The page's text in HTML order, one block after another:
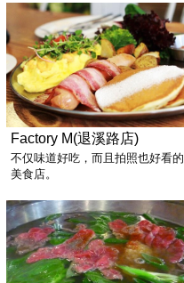
Factory M(退溪路店)
不仅味道好吃，而且拍照也好看的
美食店。